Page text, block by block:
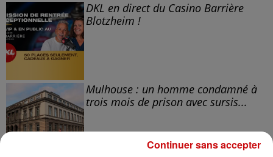
DKL en direct du Casino Barrière
Blotzheim !
Mulhouse : un homme condamné à
trois mois de prison avec sursis...
Continuer sans accepter